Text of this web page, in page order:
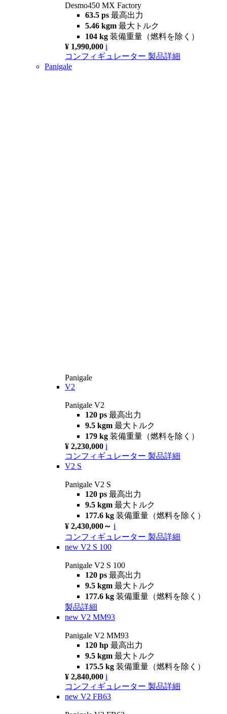
Desmo450 MX Factory
63.5 ps 最高出力
5.46 kgm 最大トルク
104 kg 装備重量（燃料を除く）
¥ 1,990,000 i
コンフィギュレーター 製品詳細
Panigale
Panigale
V2
Panigale V2
120 ps 最高出力
9.5 kgm 最大トルク
179 kg 装備重量（燃料を除く）
¥ 2,230,000 i
コンフィギュレーター 製品詳細
V2 S
Panigale V2 S
120 ps 最高出力
9.5 kgm 最大トルク
177.6 kg 装備重量（燃料を除く）
¥ 2,430,000～ i
コンフィギュレーター 製品詳細
new V2 S 100
Panigale V2 S 100
120 ps 最高出力
9.5 kgm 最大トルク
177.6 kg 装備重量（燃料を除く）
製品詳細
new V2 MM93
Panigale V2 MM93
120 hp 最高出力
9.5 kgm 最大トルク
175.5 kg 装備重量（燃料を除く）
¥ 2,840,000 i
コンフィギュレーター 製品詳細
new V2 FB63